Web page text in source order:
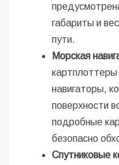
габариты и
пути.
Морская
картплоттеры
навигаторы,
поверхности
подробные
безопасно
Спутниковые